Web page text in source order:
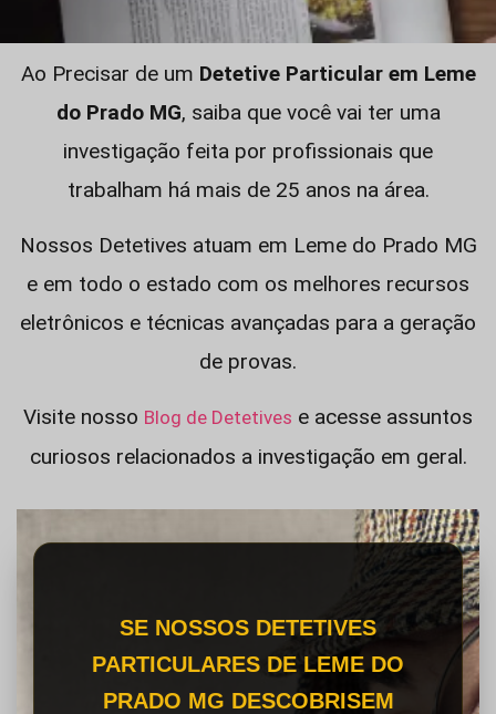
Ao Precisar de um Detetive Particular em Leme
do Prado MG, saiba que você vai ter uma
investigação feita por profissionais que
trabalham há mais de 25 anos na área.
Nossos Detetives atuam em Leme do Prado MG
e em todo o estado com os melhores recursos
eletrônicos e técnicas avançadas para a geração
de provas.
Visite nosso Blog de Detetives e acesse assuntos
curiosos relacionados a investigação em geral.
SE NOSSOS DETETIVES
PARTICULARES DE LEME DO
PRADO MG DESCOBRISEM